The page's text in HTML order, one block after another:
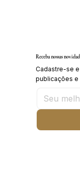
Receba nossas
Cadastre-se
publicações e